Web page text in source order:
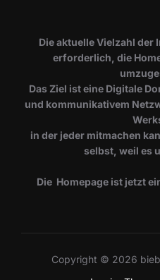
Die aktuelle Vielzahl der
erforderlich, die
Das Ziel ist eine Digitale
und kommunikativem
in der jeder mitmachen
selbst, weil es
Die Homepage ist jetzt
Copyright © 2026